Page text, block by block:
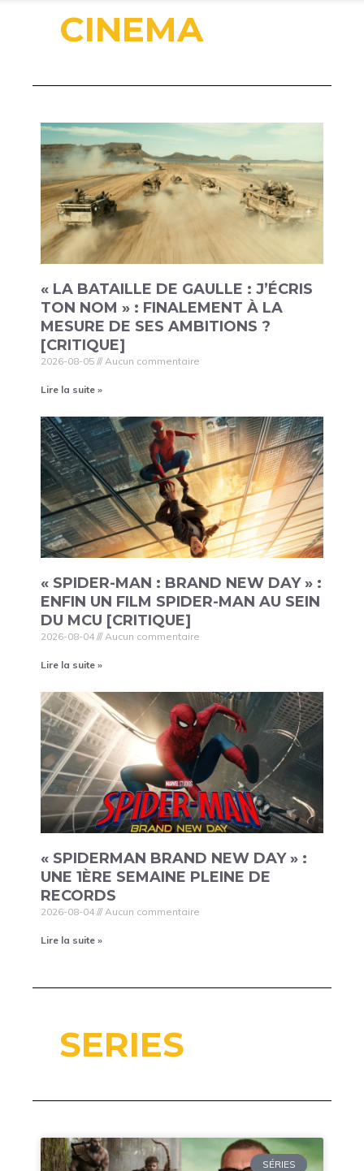
CINEMA
« LA BATAILLE DE GAULLE : J’ÉCRIS
TON NOM » : FINALEMENT À LA
MESURE DE SES AMBITIONS ?
[CRITIQUE]
2026-08-05 Aucun commentaire
Lire la suite »
« SPIDER-MAN : BRAND NEW DAY » :
ENFIN UN FILM SPIDER-MAN AU SEIN
DU MCU [CRITIQUE]
2026-08-04 Aucun commentaire
Lire la suite »
« SPIDERMAN BRAND NEW DAY » :
UNE 1ÈRE SEMAINE PLEINE DE
RECORDS
2026-08-04 Aucun commentaire
Lire la suite »
SERIES
SÉRIES